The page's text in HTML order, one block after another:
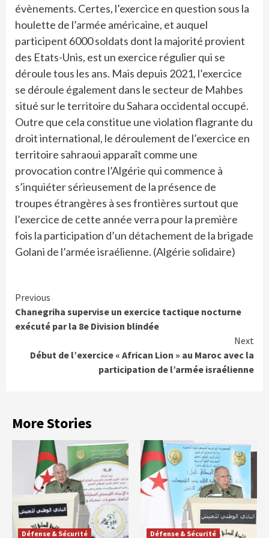
évènements. Certes, l’exercice en question sous la
houlette de l’armée américaine, et auquel
participent 6000 soldats dont la majorité provient
des Etats-Unis, est un exercice régulier qui se
déroule tous les ans. Mais depuis 2021, l’exercice
se déroule également dans le secteur de Mahbes
situé sur le territoire du Sahara occidental occupé.
Outre que cela constitue une violation flagrante du
droit international, le déroulement de l’exercice en
territoire sahraoui apparaît comme une
provocation contre l’Algérie qui commence à
s’inquiéter sérieusement de la présence de
troupes étrangères à ses frontières surtout que
l’exercice de cette année verra pour la première
fois la participation d’un détachement de la brigade
Golani de l’armée israélienne. (Algérie solidaire)
Continue
Reading
Previous
Chanegriha supervise un exercice tactique nocturne
exécuté par la 8e Division blindée
Next
Début de l’exercice « African Lion » au Maroc avec la
participation de l’armée israélienne
More Stories
Défense & Sécurité Défense & Sécurité